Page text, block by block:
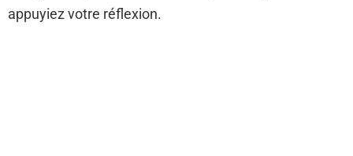
appuyiez votre réflexion.